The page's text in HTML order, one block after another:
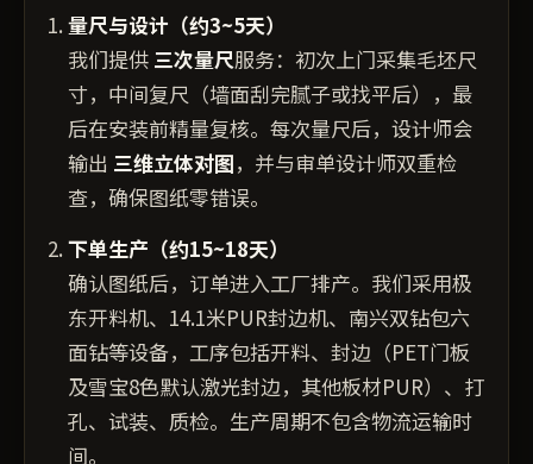
量尺与设计（约3~5天）
我们提供 三次量尺服务：初次上门采集毛坯尺
寸，中间复尺（墙面刮完腻子或找平后），最
后在安装前精量复核。每次量尺后，设计师会
输出 三维立体对图，并与审单设计师双重检
查，确保图纸零错误。
下单生产（约15~18天）
确认图纸后，订单进入工厂排产。我们采用极
东开料机、14.1米PUR封边机、南兴双钻包六
面钻等设备，工序包括开料、封边（PET门板
及雪宝8色默认激光封边，其他板材PUR）、打
孔、试装、质检。生产周期不包含物流运输时
间。